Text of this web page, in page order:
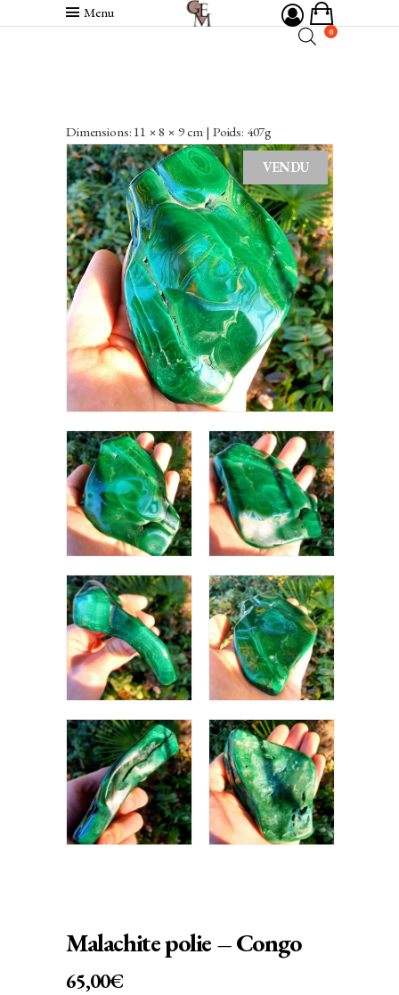
Menu
0
Dimensions: 11 × 8 × 9 cm | Poids: 407g
VENDU
Malachite polie – Congo
65,00€